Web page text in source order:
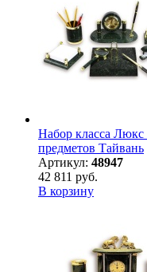
Набор класса
предметов Тайвань
Артикул: 48947
42 811 руб.
В корзину